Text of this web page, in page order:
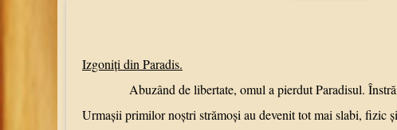
Izgoniţi din Paradis.
Abuzând de libertate, omul a pierdut Paradisul. Înstrăinat
Urmaşii primilor noştri strămoşi au devenit tot mai slabi, fizic